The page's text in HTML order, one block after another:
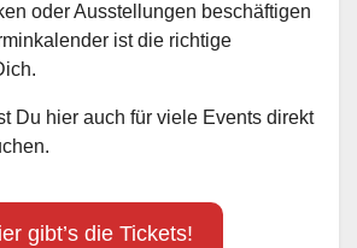
oder Ausstellungen beschäftigen
ist die richtige
Du hier auch für viele Events direkt
gibt’s die Tickets!